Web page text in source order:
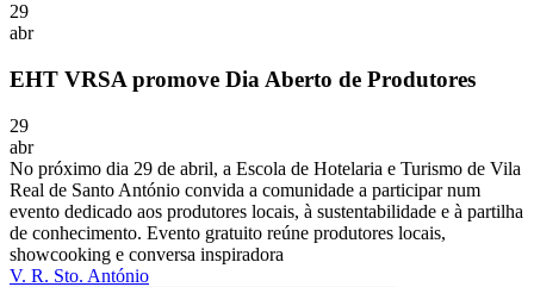
29
abr
EHT VRSA promove Dia Aberto de Produtores
29
abr
No próximo dia 29 de abril, a Escola de Hotelaria e Turismo de Vila
Real de Santo António convida a comunidade a participar num
evento dedicado aos produtores locais, à sustentabilidade e à partilha
de conhecimento. Evento gratuito reúne produtores locais,
showcooking e conversa inspiradora
V. R. Sto. António